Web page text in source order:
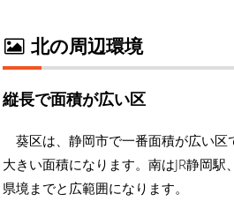
北の周辺環境
縦長で面積が広い区
葵区は、静岡市で一番面積が広い区
大きい面積になります。南はJR静岡
県境までと広範囲になります。